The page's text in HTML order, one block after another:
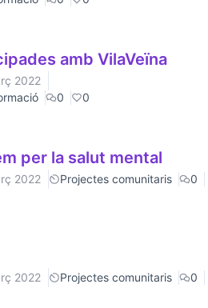
amb VilaVeïna
2022
0 0
per la salut mental
2022 Projectes comunitaris
0
2022 Projectes comunitaris
0